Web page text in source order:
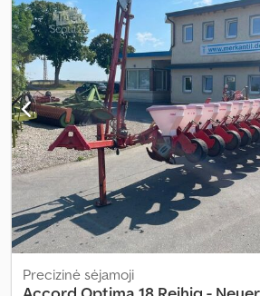
Precizinė sėjamoji